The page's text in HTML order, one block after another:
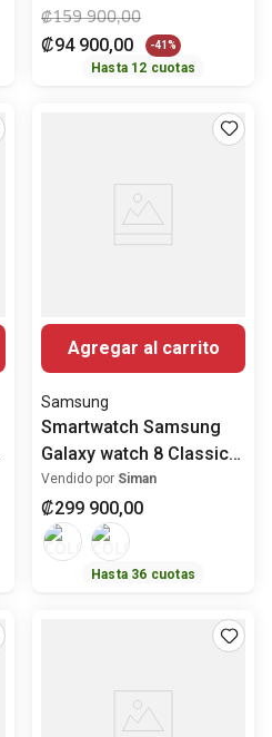
₡159 900,00
₡94 900,00 -41%
Hasta 12 cuotas
Agregar al carrito
Samsung
Smartwatch Samsung
Galaxy watch 8 Classic
46mm
Vendido por Siman
₡299 900,00
Hasta 36 cuotas